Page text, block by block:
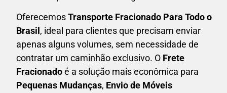
OferecemosTransporte Fracionado Para Todo o
Brasil , ideal para clientes que precisam enviar
apenas alguns volumes, sem necessidade de
contratar um caminhão exclusivo. O Frete
Fracionadoé a solução mais econômica para
Pequenas Mudanças, Envio de Móveis